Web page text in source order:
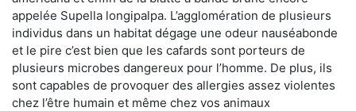
appelée Supella longipalpa. L’agglomération de plusieurs
individus dans un habitat dégage une odeur nauséabonde
et le pire c’est bien que les cafards sont porteurs de
plusieurs microbes dangereux pour l’homme. De plus, ils
sont capables de provoquer des allergies assez violentes
chez l’être humain et même chez vos animaux